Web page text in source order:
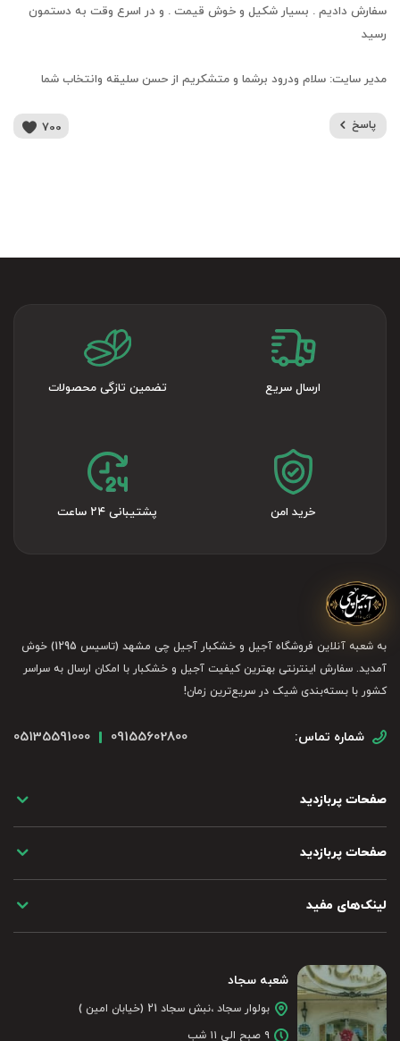
سفارش دادیم . بسیار شکیل و خوش قیمت . و در اسرع وقت به دستمون
رسید
مدیر سایت: سلام ودرود برشما و متشکریم از حسن سلیقه وانتخاب شما
700 پاسخ
ارسال سریع تضمین تازگی محصولات
خرید امن پشتیبانی ۲۴ ساعت
به شعبه آنلاین فروشگاه آجیل و خشکبار آجیل چی مشهد (تاسیس 1295) خوش
آمدید. سفارش اینترنتی بهترین کیفیت آجیل و خشکبار با امکان ارسال به سراسر
کشور با بسته‌بندی شیک در سریع‌ترین زمان!
شماره تماس: 09155602800
05135591000
صفحات پربازدید
صفحات پربازدید
لینک‌های مفید
شعبه سجاد
بولوار سجاد ،نبش سجاد 21 (خیابان امین )
۹ صبح الی ۱۱ شب